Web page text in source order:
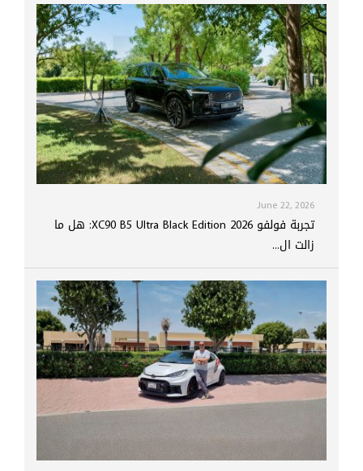
June 22, 2026
تجربة فولفو XC90 B5 Ultra Black Edition 2026: هل ما
زالت ال...